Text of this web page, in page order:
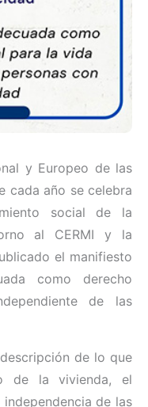
y Europeo de las
cada año se celebra
social de la
al CERMI y la
el manifiesto
como derecho
de las
de lo que
de la vivienda, el
de las